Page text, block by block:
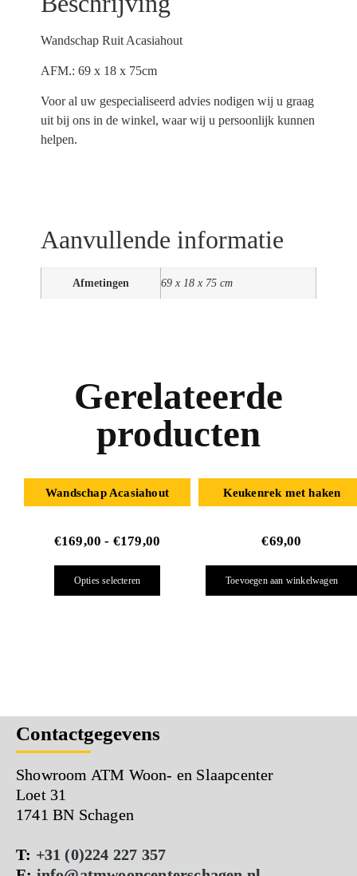
Wandschap Ruit Acasiahout
AFM.: 69 x 18 x 75cm
Voor al uw gespecialiseerd advies nodigen wij u graag
uit bij ons in de winkel, waar wij u persoonlijk kunnen
helpen.
Aanvullende informatie
Afmetingen 69 x 18 x 75 cm
Gerelateerde
producten
Wandschap Acasiahout
€169,00 - €179,00
Opties selecteren
Keukenrek met haken
€69,00
Toevoegen aan winkelwagen
Contactgegevens
Showroom ATM Woon- en Slaapcenter
Loet 31
1741 BN Schagen
T: +31 (0)224 227 357